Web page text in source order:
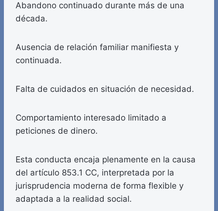
Abandono continuado durante más de una
década.
Ausencia de relación familiar manifiesta y
continuada.
Falta de cuidados en situación de necesidad.
Comportamiento interesado limitado a
peticiones de dinero.
Esta conducta encaja plenamente en la causa
del artículo 853.1 CC, interpretada por la
jurisprudencia moderna de forma flexible y
adaptada a la realidad social.